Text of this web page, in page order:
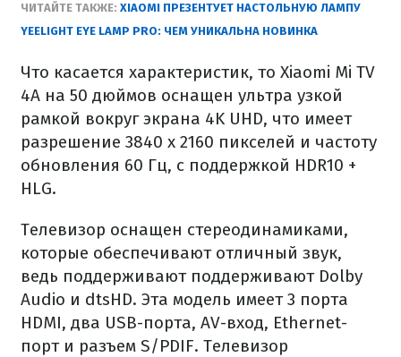
ЧИТАЙТЕ ТАКЖЕ: XIAOMI ПРЕЗЕНТУЕТ НАСТОЛЬНУЮ ЛАМПУ
YEELIGHT EYE LAMP PRO: ЧЕМ УНИКАЛЬНА НОВИНКА
Что касается характеристик, то Xiaomi Mi TV
4А на 50 дюймов оснащен ультра узкой
рамкой вокруг экрана 4K UHD, что имеет
разрешение 3840 x 2160 пикселей и частоту
обновления 60 Гц, с поддержкой HDR10 +
HLG.
Телевизор оснащен стереодинамиками,
которые обеспечивают отличный звук,
ведь поддерживают поддерживают Dolby
Audio и dtsHD. Эта модель имеет 3 порта
HDMI, два USB-порта, AV-вход, Ethernet-
порт и разъем S/PDIF. Телевизор